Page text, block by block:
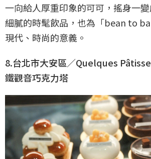
一向給人厚重印象的可可，搖身一
細膩的時髦飲品，也為「bean to
現代、時尚的意義。
8.台北市大安區／Quelques
鐵觀音巧克力塔